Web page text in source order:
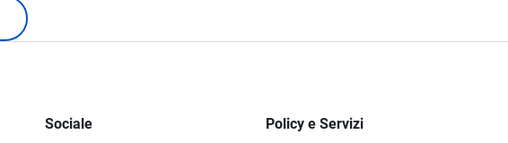
Sociale Policy e Servizi